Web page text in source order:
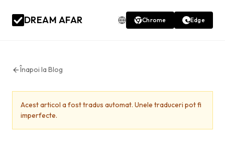
DREAM AFAR Chrome Edge
Înapoi la Blog
Acest articol a fost tradus automat. Unele traduceri pot fi
imperfecte.